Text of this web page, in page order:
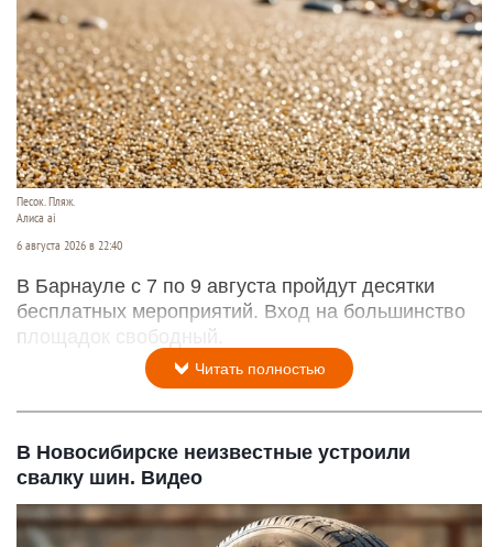
Песок. Пляж.
Алиса ai
6 августа 2026 в 22:40
В Барнауле с 7 по 9 августа пройдут десятки
бесплатных мероприятий. Вход на большинство
площадок свободный.
Читать полностью
В Новосибирске неизвестные устроили
свалку шин. Видео